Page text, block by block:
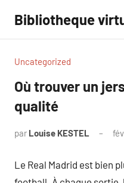
contenu
Bibliotheque
Uncategorized
Où trouver un
qualité
par Louise KESTEL
Le Real Madrid est bien